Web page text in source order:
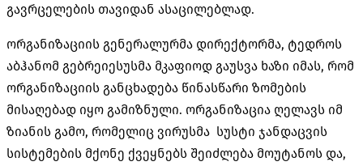
გავრცელების თავიდან ასაცილებლად.
ორგანიზაციის გენერალურმა დირექტორმა, ტედროს
აბჰანომ გებრეიესუსმა მკაფიოდ გაუსვა ხაზი იმას, რომ
ორგანიზაციის განცხადება წინასწარი ზომების
მისაღებად იყო გამიზნული. ორგანიზაცია ღელავს იმ
ზიანის გამო, რომელიც ვირუსმა სუსტი ჯანდაცვის
სისტემების მქონე ქვეყნებს შეიძლება მოუტანოს და,